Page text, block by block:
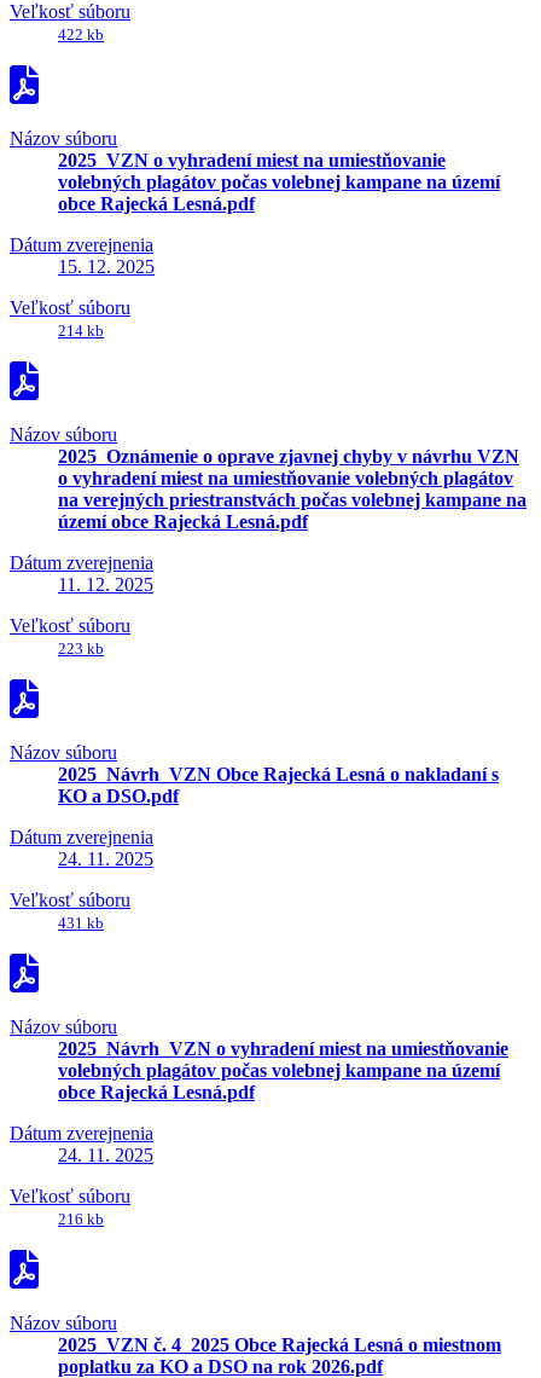
Veľkosť súboru
422 kb
Názov súboru
2025_VZN o vyhradení miest na umiestňovanie
volebných plagátov počas volebnej kampane na území
obce Rajecká Lesná.pdf
Dátum zverejnenia
15. 12. 2025
Veľkosť súboru
214 kb
Názov súboru
2025_Oznámenie o oprave zjavnej chyby v návrhu VZN
o vyhradení miest na umiestňovanie volebných plagátov
na verejných priestranstvách počas volebnej kampane na
území obce Rajecká Lesná.pdf
Dátum zverejnenia
11. 12. 2025
Veľkosť súboru
223 kb
Názov súboru
2025_Návrh_VZN Obce Rajecká Lesná o nakladaní s
KO a DSO.pdf
Dátum zverejnenia
24. 11. 2025
Veľkosť súboru
431 kb
Názov súboru
2025_Návrh_VZN o vyhradení miest na umiestňovanie
volebných plagátov počas volebnej kampane na území
obce Rajecká Lesná.pdf
Dátum zverejnenia
24. 11. 2025
Veľkosť súboru
216 kb
Názov súboru
2025_VZN č. 4_2025 Obce Rajecká Lesná o miestnom
poplatku za KO a DSO na rok 2026.pdf